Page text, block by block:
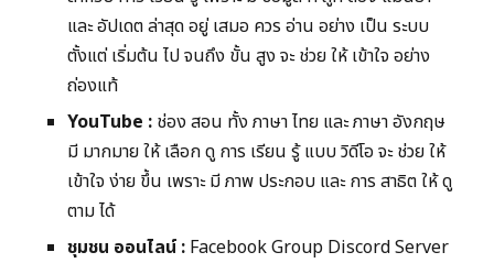
และ อัปเดต ล่าสุด อยู่ เสมอ ควร อ่าน อย่าง เป็น ระบบ
ตั้งแต่ เริ่มต้น ไป จนถึง ขั้น สูง จะ ช่วย ให้ เข้าใจ อย่าง
ถ่องแท้
YouTube : ช่อง สอน ทั้ง ภาษา ไทย และ ภาษา อังกฤษ
มี มากมาย ให้ เลือก ดู การ เรียน รู้ แบบ วิดีโอ จะ ช่วย ให้
เข้าใจ ง่าย ขึ้น เพราะ มี ภาพ ประกอบ และ การ สาธิต ให้ ดู
ตาม ได้
ชุมชน ออนไลน์ : Facebook Group Discord Server